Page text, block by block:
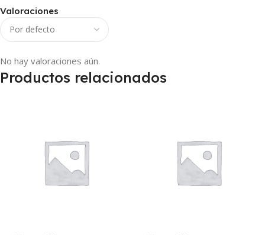
Valoraciones
No hay valoraciones aún.
Productos relacionados